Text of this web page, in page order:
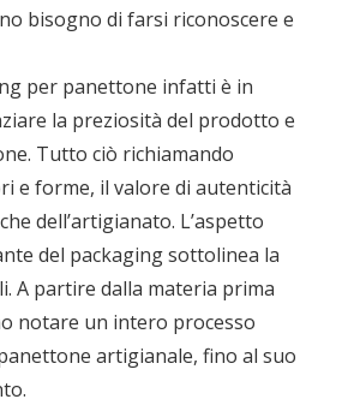
bisogno di farsi riconoscere e
per panettone infatti è in
la preziosità del prodotto e
Tutto ciò richiamando
e forme, il valore di autenticità
dell’artigianato. L’aspetto
del packaging sottolinea la
A partire dalla materia prima
notare un intero processo
artigianale, fino al suo